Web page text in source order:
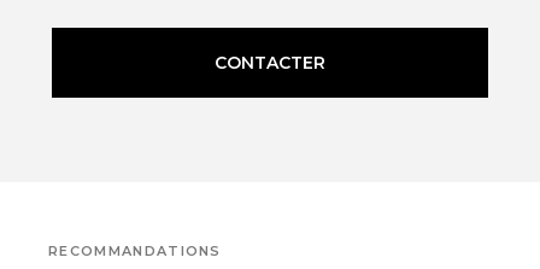
CONTACTER
RECOMMANDATIONS